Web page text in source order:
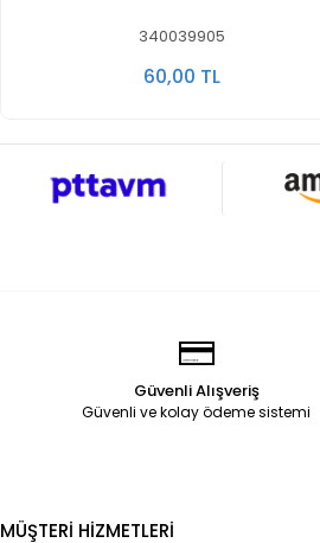
340039905
60,00 TL
Güvenli Alışveriş
Güvenli ve kolay ödeme sistemi
MÜŞTERİ HİZMETLERİ